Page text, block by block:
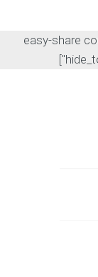
[easy-share